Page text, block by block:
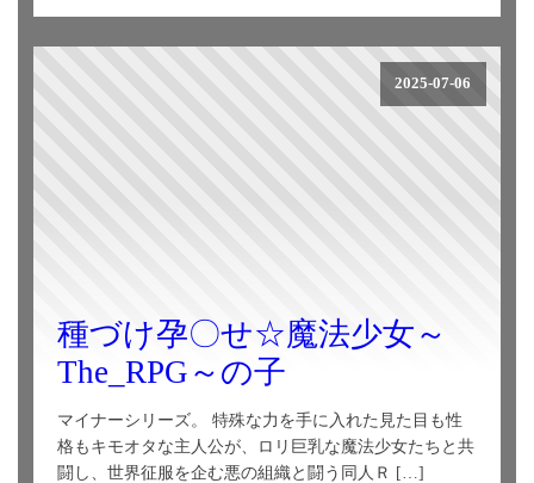
2025-07-06
種づけ孕〇せ☆魔法少女～
The_RPG～の子
マイナーシリーズ。 特殊な力を手に入れた見た目も性
格もキモオタな主人公が、ロリ巨乳な魔法少女たちと共
闘し、世界征服を企む悪の組織と闘う同人Ｒ […]